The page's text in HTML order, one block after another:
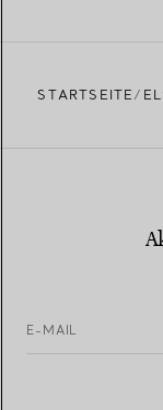
STARTSEITE
E-MAIL